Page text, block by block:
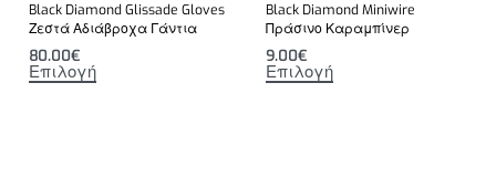
Black Diamond Glissade Gloves
Ζεστά Αδιάβροχα Γάντια
80.00€
Επιλογή
Black Diamond Miniwire
Πράσινο Καραμπίνερ
9.00€
Επιλογή